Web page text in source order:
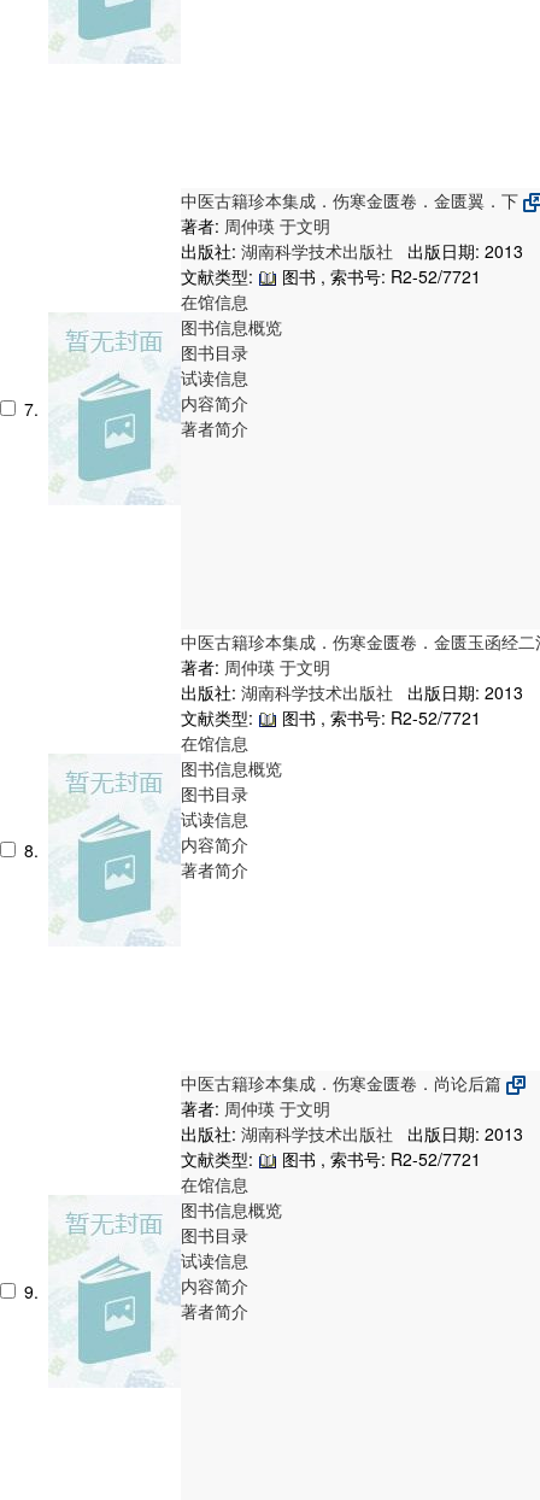
7.
中医古籍珍本集成．伤寒金匮卷．金匮翼．下
著者: 周仲瑛 于文明
出版社: 湖南科学技术出版社
出版日期: 2013
文献类型:
图书 , 索书号: R2-52/7721
在馆信息
图书信息概览
图书目录
试读信息
内容简介
著者简介
8.
中医古籍珍本集成．伤寒金匮卷．金匮玉函经
著者: 周仲瑛 于文明
出版社: 湖南科学技术出版社
出版日期: 2013
文献类型:
图书 , 索书号: R2-52/7721
在馆信息
图书信息概览
图书目录
试读信息
内容简介
著者简介
9.
中医古籍珍本集成．伤寒金匮卷．尚论后篇
著者: 周仲瑛 于文明
出版社: 湖南科学技术出版社
出版日期: 2013
文献类型:
图书 , 索书号: R2-52/7721
在馆信息
图书信息概览
图书目录
试读信息
内容简介
著者简介